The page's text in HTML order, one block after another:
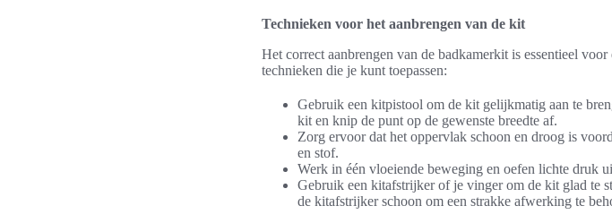
Technieken voor het aanbrengen van de kit
Het correct aanbrengen van de badkamerkit is essentieel
technieken die je kunt toepassen:
Gebruik een kitpistool om de kit gelijkmatig aan te
kit en knip de punt op de gewenste breedte af.
Zorg ervoor dat het oppervlak schoon en droog is
en stof.
Werk in één vloeiende beweging en oefen lichte druk
Gebruik een kitafstrijker of je vinger om de kit glad te
de kitafstrijker schoon om een strakke afwerking te